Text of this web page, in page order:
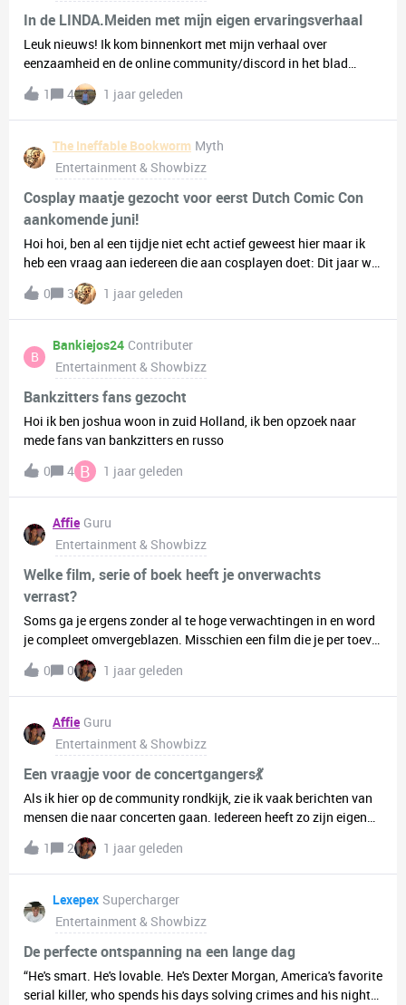
In de LINDA.Meiden met mijn eigen ervaringsverhaal
Leuk nieuws! Ik kom binnenkort met mijn verhaal over
eenzaamheid en de online community/discord in het blad
LINDA.Meiden. Ik heb gesproken over mijn ervaringen wat
betreft eenzaamheid en online contacten. Dit interview is mede
tot standgekomen door Diego, alle dank aan hem :)
1 4 1 jaar geleden
The Ineffable Bookworm Myth
Entertainment & Showbizz
Cosplay maatje gezocht voor eerst Dutch Comic Con
aankomende juni!
Hoi hoi, ben al een tijdje niet echt actief geweest hier maar ik
heb een vraag aan iedereen die aan cosplayen doet: Dit jaar wil
ik dolgraag voor het eerst gaan cosplayen (Ruggie Bucchi van
de mobiele game Disney Twisted Wonderland) en ik vroeg mij
af wie het leuk zou vinden om zich bij mij aan te sluiten 20
juni. Het is mijn eerste Dutch Comic Con namelijk dan en ik vind
het nogal spannend om helemaal alleen te gaan. Maar ja,
hopelijk dat er iemand interesse heeft, dan weet ik of ik een
ticket moet kopen ja of nee. Ik ben aan het overwegen een heel
weekend (preview night + zaterdag en zondag) of alleen de
preview night te gaan. Opmerking: Zorg voor je eigen ticket
interesse hebt!
0 3 1 jaar geleden
B
Bankiejos24 Contributer
Entertainment & Showbizz
Bankzitters fans gezocht
Hoi ik ben joshua woon in zuid Holland, ik ben opzoek naar
mede fans van bankzitters en russo
0
4 B 1 jaar geleden
Affie Guru
Entertainment & Showbizz
Welke film, serie of boek heeft je onverwachts
verrast?
Soms ga je ergens zonder al te hoge verwachtingen in en word
je compleet omvergeblazen. Misschien een film die je per toeval
opzette, een serie die je dacht even snel te checken en toen
super snel uitkeek, of een boek dat je zonder voorkennis begon
en niet kon wegleggen.De laatste keer dat ik dat heb gehad was
met de series: Invincible (Amazone prime) en Agatha All Along
(Disney plus).Ik had van beide niet al te hoge verwachtingen,
maar toch was ik uiteindelijk helemaal invested in
het verhaal.Ik ben benieuwd bij welke shows, films of boeken
mensen dit ook hebben meegemaakt😆
0 0 1 jaar geleden
Affie Guru
Entertainment & Showbizz
Een vraagje voor de concertgangers💃
Als ik hier op de community rondkijk, zie ik vaak berichten van
mensen die naar concerten gaan. Iedereen heeft zo zijn eigen
reden om een kaartje te kopen: de muziek zelf, de uitstraling
van de artiest, de visuele show, de zangkwaliteiten, de dans,
noem maar op. Er zijn super veel factoren die een concert
speciaal✨️ kunnen maken.Als ik zelf naar een concert ga is het
in eerste instantie natuurlijk wel voor de muziek. Maar soms ga
ik ook wel omdat de vibes daar bijvoorbeeld heel goed zijn of
omdat er tijdens de show veel wordt gedanst. Zo ben ik
afgelopen dinsdag naar een concert geweest van Tinashe. Nu
vind ik haar muziek sowieso ook wel leuk maar het was vooral
1 2 1 jaar geleden
Lexepex Supercharger
Entertainment & Showbizz
De perfecte ontspanning na een lange dag
“He's smart. He's lovable. He's Dexter Morgan, America's favorite
serial killer, who spends his days solving crimes and his nights